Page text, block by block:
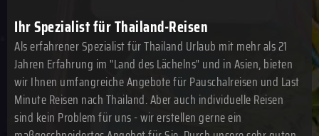
Ihr Spezialist für Thailand-Reisen
Als erfahrener Spezialist für Thailand Urlaub mit mehr als 21
Jahren Erfahrung im "Land des Lächelns" und in Asien, bieten
wir Ihnen umfangreiche Angebote für Pauschalreisen und Last
Minute Reisen nach Thailand. Aber auch individuelle Reisen
sind kein Problem für uns - wir erstellen gerne ein